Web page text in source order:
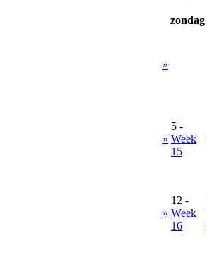
zondag
»
»
5 -
Week
15
»
12 -
Week
16